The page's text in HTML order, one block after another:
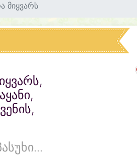
მიყვარს